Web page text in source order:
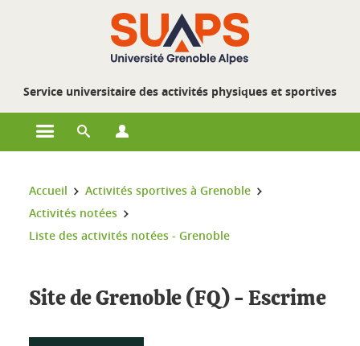
Service universitaire des activités physiques et sportives
Ouvrir le menu principal
Ouvrir le moteur de recherche
Vous êtes ici :
Accueil
Activités sportives à Grenoble
Activités notées
Liste des activités notées - Grenoble
Site de Grenoble (FQ) - Escrime